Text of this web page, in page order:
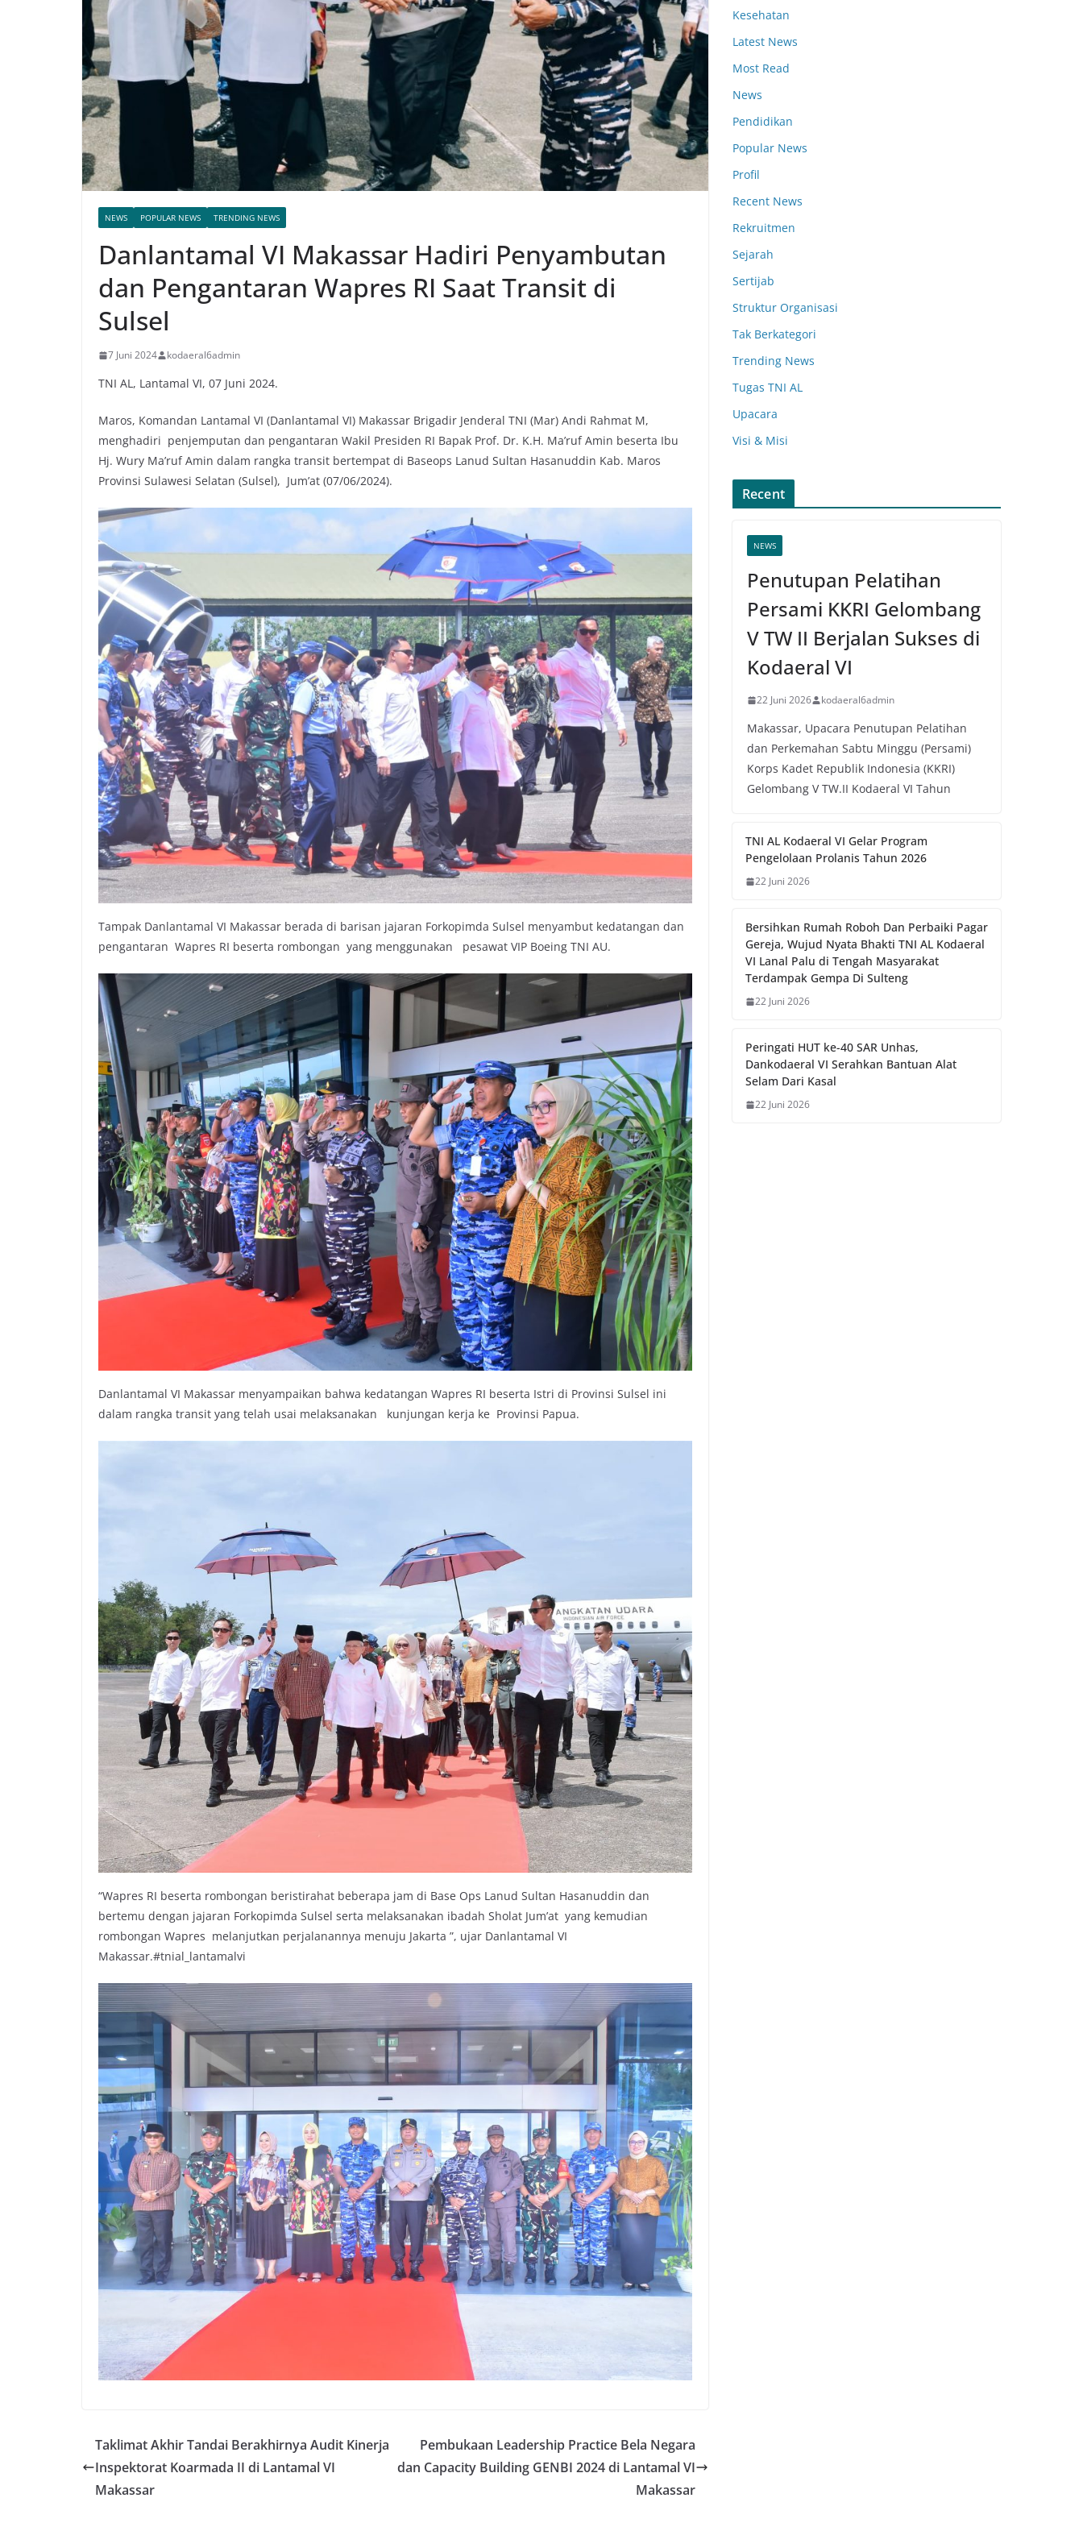
NEWS POPULAR NEWS TRENDING NEWS
Danlantamal VI Makassar Hadiri Penyambutan
dan Pengantaran Wapres RI Saat Transit di
Sulsel
7 Juni 2024 kodaeral6admin
TNI AL, Lantamal VI, 07 Juni 2024.
Maros, Komandan Lantamal VI (Danlantamal VI) Makassar Brigadir Jenderal TNI (Mar) Andi Rahmat M,
menghadiri penjemputan dan pengantaran Wakil Presiden RI Bapak Prof. Dr. K.H. Ma’ruf Amin beserta Ibu
Hj. Wury Ma’ruf Amin dalam rangka transit bertempat di Baseops Lanud Sultan Hasanuddin Kab. Maros
Provinsi Sulawesi Selatan (Sulsel), Jum’at (07/06/2024).
Tampak Danlantamal VI Makassar berada di barisan jajaran Forkopimda Sulsel menyambut kedatangan dan
pengantaran Wapres RI beserta rombongan yang menggunakan pesawat VIP Boeing TNI AU.
Danlantamal VI Makassar menyampaikan bahwa kedatangan Wapres RI beserta Istri di Provinsi Sulsel ini
dalam rangka transit yang telah usai melaksanakan kunjungan kerja ke Provinsi Papua.
“Wapres RI beserta rombongan beristirahat beberapa jam di Base Ops Lanud Sultan Hasanuddin dan
bertemu dengan jajaran Forkopimda Sulsel serta melaksanakan ibadah Sholat Jum’at yang kemudian
rombongan Wapres melanjutkan perjalanannya menuju Jakarta ”, ujar Danlantamal VI
Makassar.#tnial_lantamalvi
Taklimat Akhir Tandai Berakhirnya Audit Kinerja
Inspektorat Koarmada II di Lantamal VI
Makassar
Pembukaan Leadership Practice Bela Negara
dan Capacity Building GENBI 2024 di Lantamal VI
Makassar
Kesehatan
Latest News
Most Read
News
Pendidikan
Popular News
Profil
Recent News
Rekruitmen
Sejarah
Sertijab
Struktur Organisasi
Tak Berkategori
Trending News
Tugas TNI AL
Upacara
Visi & Misi
Recent
NEWS
Penutupan Pelatihan
Persami KKRI Gelombang
V TW II Berjalan Sukses di
Kodaeral VI
22 Juni 2026 kodaeral6admin
Makassar, Upacara Penutupan Pelatihan
dan Perkemahan Sabtu Minggu (Persami)
Korps Kadet Republik Indonesia (KKRI)
Gelombang V TW.II Kodaeral VI Tahun
TNI AL Kodaeral VI Gelar Program
Pengelolaan Prolanis Tahun 2026
22 Juni 2026
Bersihkan Rumah Roboh Dan Perbaiki Pagar
Gereja, Wujud Nyata Bhakti TNI AL Kodaeral
VI Lanal Palu di Tengah Masyarakat
Terdampak Gempa Di Sulteng
22 Juni 2026
Peringati HUT ke-40 SAR Unhas,
Dankodaeral VI Serahkan Bantuan Alat
Selam Dari Kasal
22 Juni 2026